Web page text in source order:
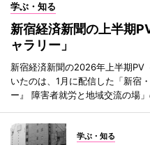
学ぶ・知る
新宿経済新聞の上半期
ャラリー」
新宿経済新聞の2026年上半期PV
いたのは、1月に配信した「新宿
ー』 障害者就労と地域交流の場」
学ぶ・知る